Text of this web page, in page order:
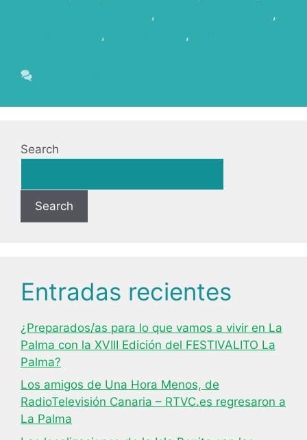
,
,
, ,
Search
Search
Entradas recientes
¿Preparados/as para lo que vamos a vivir en La
Palma con la XVIII Edición del FESTIVALITO La
Palma?
Los amigos de Una Hora Menos, de
RadioTelevisión Canaria – RTVC.es regresaron a
La Palma